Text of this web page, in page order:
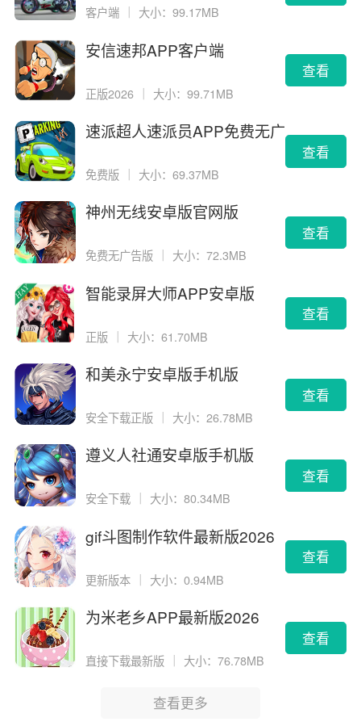
客户端 大小：99.17MB
安信速邦APP客户端
正版2026 ｜ 大小：99.71MB
查看
速派超人速派员APP免费无广
免费版 大小：69.37MB
查看
神州无线安卓版官网版
免费无广告版 大小：72.3MB
查看
智能录屏大师APP安卓版
正版 ｜ 大小：61.70MB
查看
和美永宁安卓版手机版
安全下载正版 大小：26.78MB
查看
遵义人社通安卓版手机版
安全下载 大小：80.34MB
查看
gif斗图制作软件最新版2026
更新版本 ｜ 大小：0.94MB
查看
为米老乡APP最新版2026
直接下载最新版 大小：76.78MB
查看
查看更多